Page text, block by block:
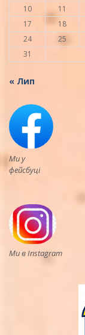
10
11
17
18
24
25
31
« Лип
Ми у
фейсбуці
Ми в Instagram